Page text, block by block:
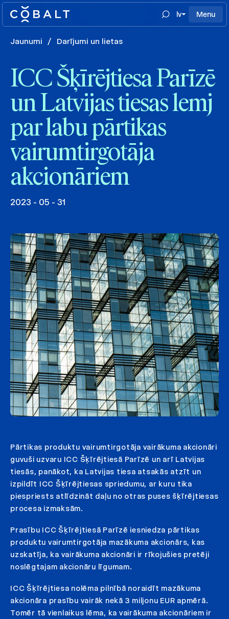
lv Menu
Jaunumi / Darījumi un lietas
ICC Šķīrējtiesa Parīzē
un Latvijas tiesas lemj
par labu pārtikas
vairumtirgotāja
akcionāriem
2023 - 05 - 31
Pārtikas produktu vairumtirgotāja vairākuma akcionāri
guvuši uzvaru ICC Šķīrējtiesā Parīzē un arī Latvijas
tiesās, panākot, ka Latvijas tiesa atsakās atzīt un
izpildīt ICC Šķīrējtiesas spriedumu, ar kuru tika
piespriests atlīdzināt daļu no otras puses šķīrējtiesas
procesa izmaksām.
Prasību ICC Šķīrējtiesā Parīzē iesniedza pārtikas
produktu vairumtirgotāja mazākuma akcionārs, kas
uzskatīja, ka vairākuma akcionāri ir rīkojušies pretēji
noslēgtajam akcionāru līgumam.
ICC Šķīrējtiesa nolēma pilnībā noraidīt mazākuma
akcionāra prasību vairāk nekā 3 miljonu EUR apmērā.
Tomēr tā vienlaikus lēma, ka vairākuma akcionāriem ir